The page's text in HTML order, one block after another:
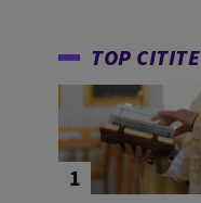
TOP CITITE
1